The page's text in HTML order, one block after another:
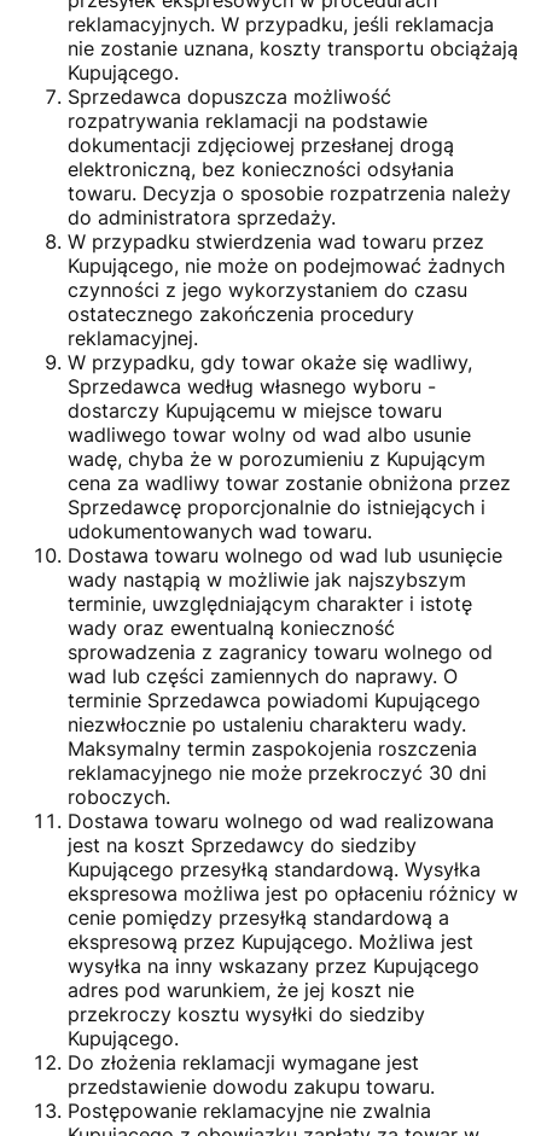
reklamacyjnych. W przypadku, jeśli reklamacja
nie zostanie uznana, koszty transportu obciążają
Kupującego.
Sprzedawca dopuszcza możliwość
rozpatrywania reklamacji na podstawie
dokumentacji zdjęciowej przesłanej drogą
elektroniczną, bez konieczności odsyłania
towaru. Decyzja o sposobie rozpatrzenia należy
do administratora sprzedaży.
W przypadku stwierdzenia wad towaru przez
Kupującego, nie może on podejmować żadnych
czynności z jego wykorzystaniem do czasu
ostatecznego zakończenia procedury
reklamacyjnej.
W przypadku, gdy towar okaże się wadliwy,
Sprzedawca według własnego wyboru -
dostarczy Kupującemu w miejsce towaru
wadliwego towar wolny od wad albo usunie
wadę, chyba że w porozumieniu z Kupującym
cena za wadliwy towar zostanie obniżona przez
Sprzedawcę proporcjonalnie do istniejących i
udokumentowanych wad towaru.
Dostawa towaru wolnego od wad lub usunięcie
wady nastąpią w możliwie jak najszybszym
terminie, uwzględniającym charakter i istotę
wady oraz ewentualną konieczność
sprowadzenia z zagranicy towaru wolnego od
wad lub części zamiennych do naprawy. O
terminie Sprzedawca powiadomi Kupującego
niezwłocznie po ustaleniu charakteru wady.
Maksymalny termin zaspokojenia roszczenia
reklamacyjnego nie może przekroczyć 30 dni
roboczych.
Dostawa towaru wolnego od wad realizowana
jest na koszt Sprzedawcy do siedziby
Kupującego przesyłką standardową. Wysyłka
ekspresowa możliwa jest po opłaceniu różnicy w
cenie pomiędzy przesyłką standardową a
ekspresową przez Kupującego. Możliwa jest
wysyłka na inny wskazany przez Kupującego
adres pod warunkiem, że jej koszt nie
przekroczy kosztu wysyłki do siedziby
Kupującego.
Do złożenia reklamacji wymagane jest
przedstawienie dowodu zakupu towaru.
Postępowanie reklamacyjne nie zwalnia